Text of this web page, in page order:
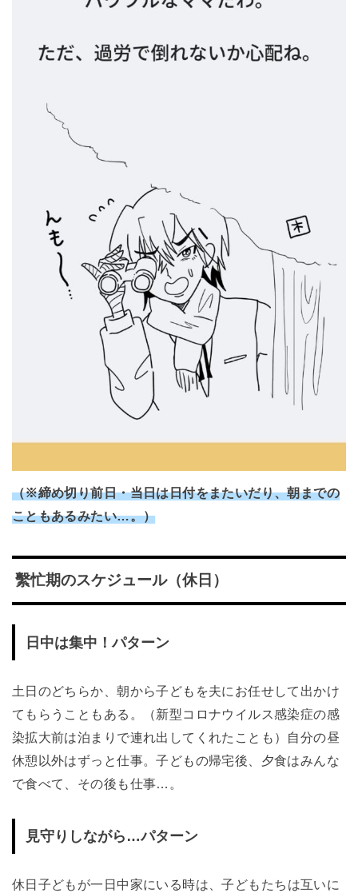
（※締め切り前日・当日は日付をまたいだり、朝までの
こともあるみたい…。）
繫忙期のスケジュール（休日）
日中は集中！パターン
土日のどちらか、朝から子どもを夫にお任せして出かけ
てもらうこともある。
（新型コロナウイルス感染症の感
染拡大前は泊まりで連れ出してくれたことも） 自分の昼
休憩以外はずっと仕事。子どもの帰宅後、夕食はみんな
で食べて、その後も仕事…。
見守りしながら…パターン
休日 子ども が一日中家にいる時は、子どもたち は互いに